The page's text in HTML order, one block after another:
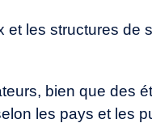
et les structures de
bien que des
les pays et les